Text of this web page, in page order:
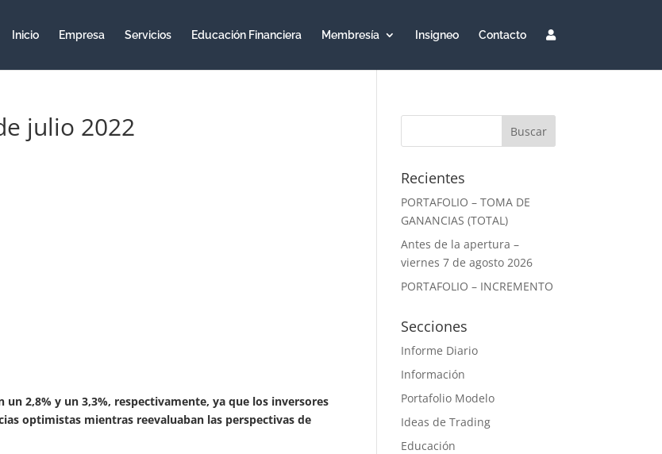
Inicio Empresa Servicios Educación Financiera Membresía Insigneo Contacto
julio 2022
un 2,8% y un 3,3%, respectivamente, ya que los inversores
optimistas mientras reevaluaban las perspectivas de
Recientes
PORTAFOLIO – TOMA DE
GANANCIAS (TOTAL)
Antes de la apertura –
viernes 7 de agosto 2026
PORTAFOLIO – INCREMENTO
Secciones
Informe Diario
Información
Portafolio Modelo
Ideas de Trading
Educación